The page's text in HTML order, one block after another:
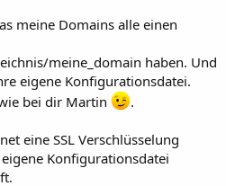
meine Domains alle einen
meine_domain haben. Und
eigene Konfigurationsdatei.
bei dir Martin
.
eine SSL Verschlüsselung
Konfigurationsdatei